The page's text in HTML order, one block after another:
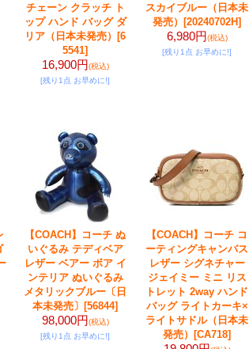
チェーン クラッチ ト
ップ ハンド バッグ ダ
リア（日本未発売）
[6
5541]
16,900円(税込)
[残り1点 お早めに!]
スカイブルー（日本未
発売）
[20240702H]
6,980円(税込)
[残り1点 お早めに!]
【COACH】コーチ ぬ
いぐるみ テディベア
レザー ベアー ボア イ
ンテリア ぬいぐるみ
メタリックブルー〔日
本未発売〕 [56844]
98,000円(税込)
[残り1点 お早めに!]
【COACH】コーチ コ
ーティングキャンバス
レザー シグネチャー
ジェイミー ミニ リス
トレット 2way ハンド
バッグ ライトカーキ×
ライトサドル（日本未
発売）
[CA718]